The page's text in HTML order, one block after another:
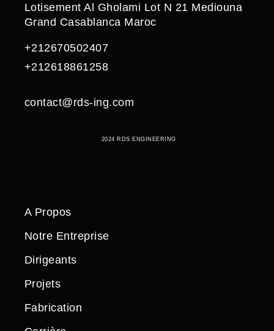
Lotisement Al Gholami Lot N 21 Mediouna
Grand Casablanca Maroc
+212670502407
+212618861258
contact@rds-ing.com
2024 RDS ENGINEERING
A Propos
Notre Entreprise
Dirigeants
Projets
Fabrication